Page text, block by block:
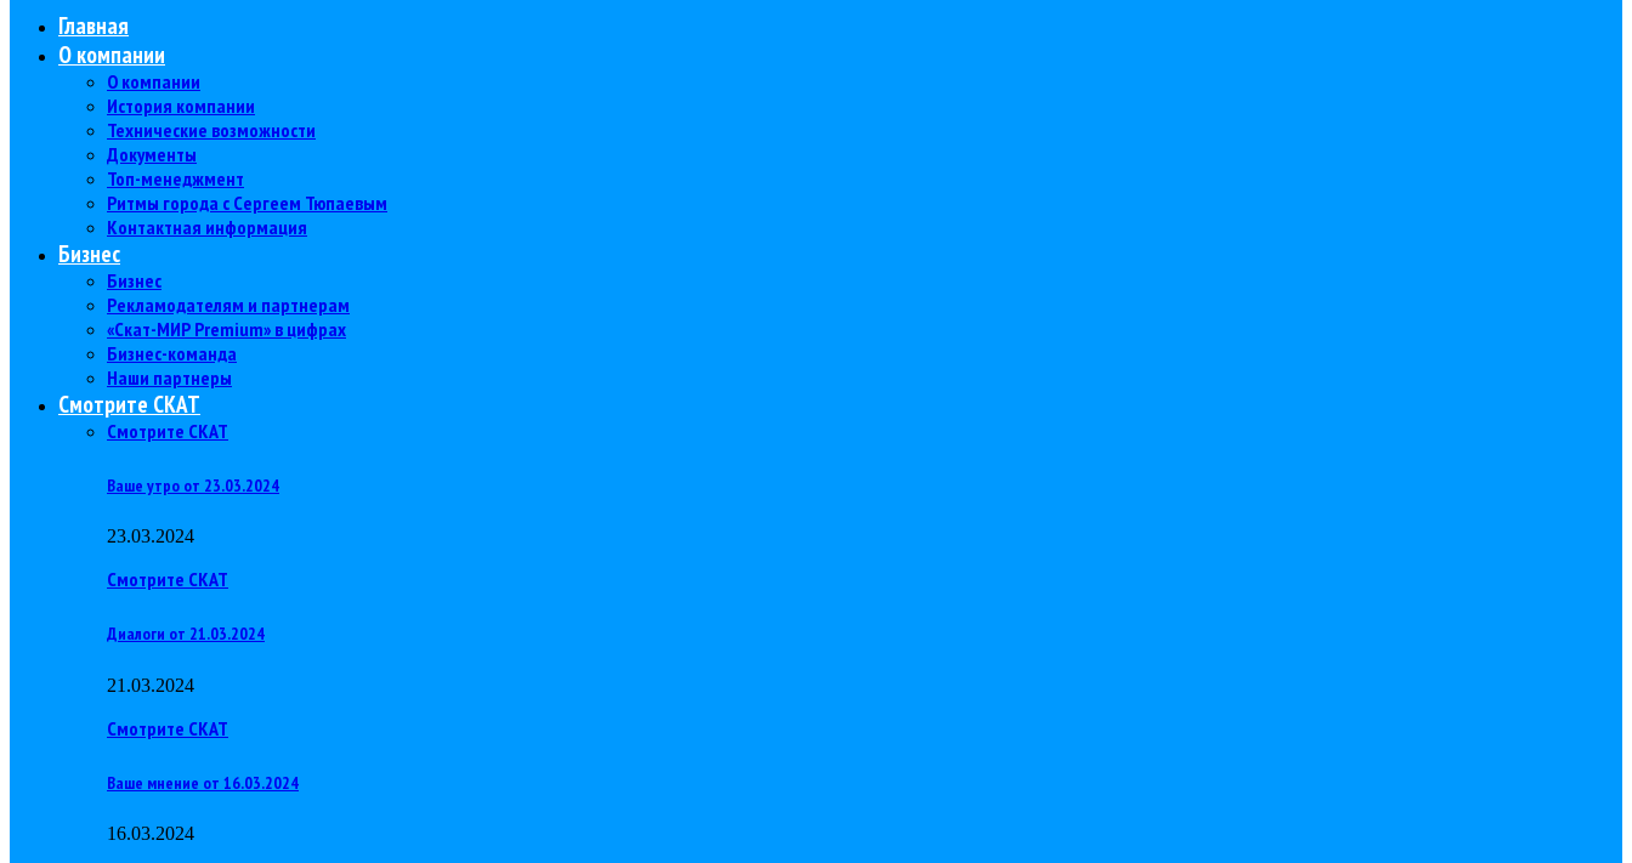
Главная
О компании
О компании
История компании
Технические возможности
Документы
Топ-менеджмент
Ритмы города с Сергеем Тюпаевым
Контактная информация
Бизнес
Бизнес
Рекламодателям и партнерам
«Скат-МИР Premium» в цифрах
Бизнес-команда
Наши партнеры
Смотрите СКАТ
Смотрите СКАТ
Ваше утро от 23.03.2024
23.03.2024
Смотрите СКАТ
Диалоги от 21.03.2024
21.03.2024
Смотрите СКАТ
Ваше мнение от 16.03.2024
16.03.2024